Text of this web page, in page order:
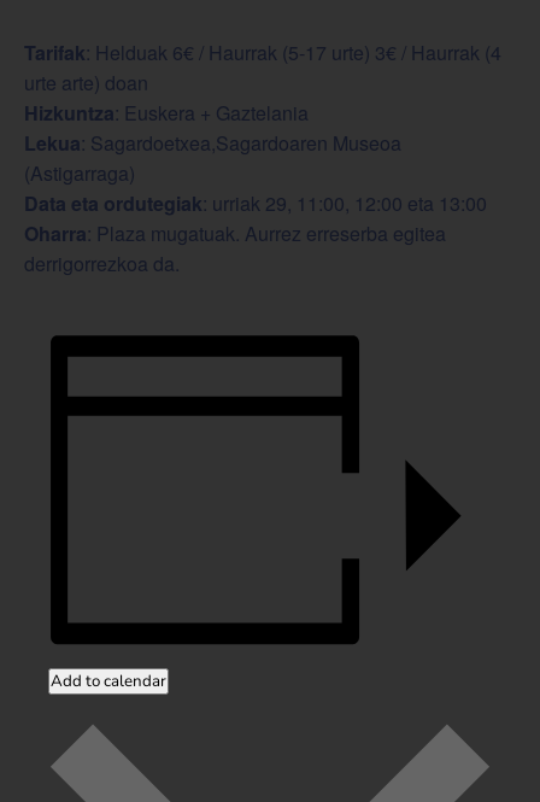
Tarifak: Helduak 6€ / Haurrak (5-17 urte) 3€ / Haurrak (4
urte arte) doan
Hizkuntza: Euskera + Gaztelania
Lekua: Sagardoetxea,Sagardoaren Museoa
(Astigarraga)
Data eta ordutegiak: urriak 29, 11:00, 12:00 eta 13:00
Oharra: Plaza mugatuak. Aurrez erreserba egitea
derrigorrezkoa da.
Add to calendar